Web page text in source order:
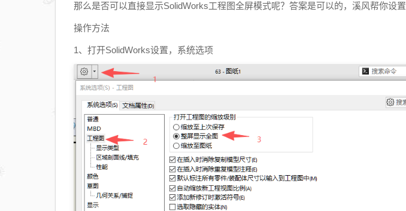
那么是否可以直接显示SolidWorks工程图全屏模式呢？答案是可以的，溪风帮你设置
操作方法
1、打开SolidWorks设置，系统选项